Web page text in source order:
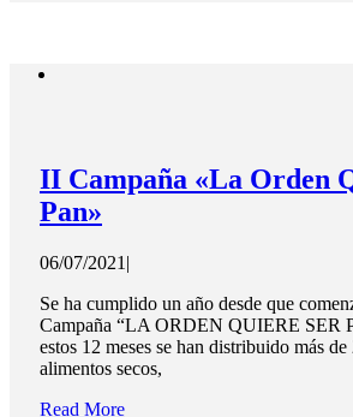
II Campaña «La Orden
Pan»
06/07/2021 |
Se ha cumplido un año desde que
Campaña “LA ORDEN QUIERE SER
estos 12 meses se han distribuido más
alimentos secos,
Read More